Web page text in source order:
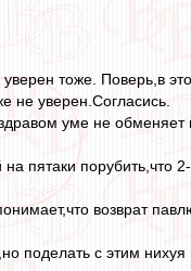
тоже. Поверь,в
не уверен.Согласись.
уме не
пятаки
возврат
поделать с этим